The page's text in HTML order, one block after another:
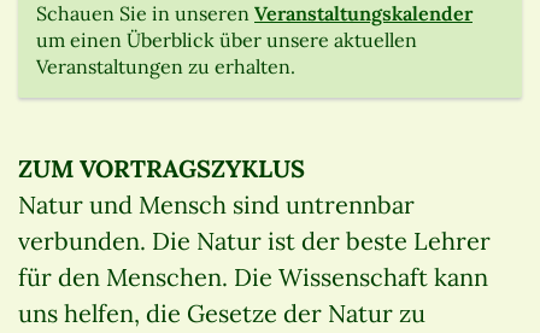
Schauen Sie in unseren Veranstaltungskalender
um einen Überblick über unsere aktuellen
Veranstaltungen zu erhalten.
ZUM VORTRAGSZYKLUS
Natur und Mensch sind untrennbar
verbunden. Die Natur ist der beste Lehrer
für den Menschen. Die Wissenschaft kann
uns helfen, die Gesetze der Natur zu